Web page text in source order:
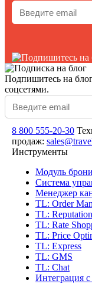
Подпишитесь на
соцсетями.
8 800 555-20-30
продаж:
Инструменты
Модуль
Система
Менеджер
TL: Order
TL: Reputation
TL: Rate
TL: Price
TL: Express
TL: GMS
TL: Chat
Интеграция